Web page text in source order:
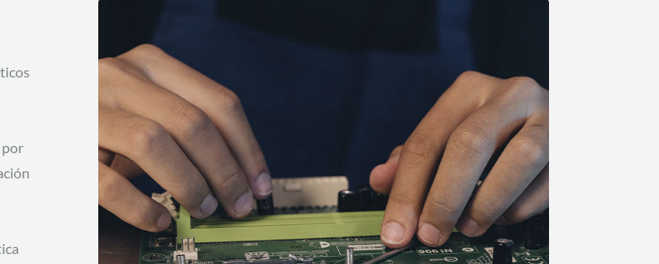
por